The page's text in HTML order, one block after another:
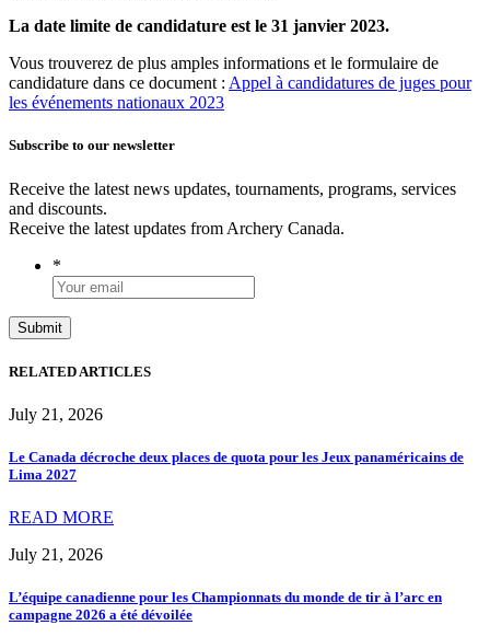
La date limite de candidature est le 31 janvier 2023.
Vous trouverez de plus amples informations et le formulaire de
candidature dans ce document : Appel à candidatures de juges pour
les événements nationaux 2023
Subscribe to our newsletter
Receive the latest news updates, tournaments, programs, services
and discounts.
Receive the latest updates from Archery Canada.
*
RELATED ARTICLES
July 21, 2026
Le Canada décroche deux places de quota pour les Jeux panaméricains de
Lima 2027
READ MORE
July 21, 2026
L’équipe canadienne pour les Championnats du monde de tir à l’arc en
campagne 2026 a été dévoilée